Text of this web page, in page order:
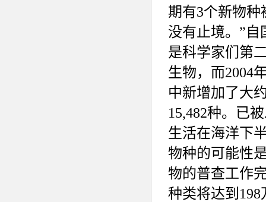
期有3个新物
没有止境。”自
是科学家们第
生物，而2004
中新增加了大
15,482种。 已
生活在海洋下
物种的可能性
物的普查工作
种类将达到198